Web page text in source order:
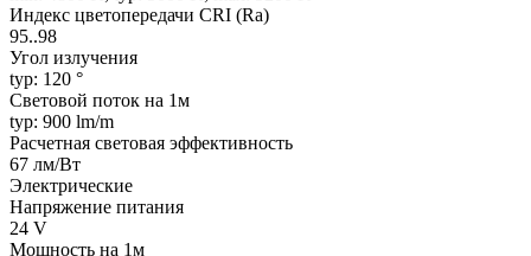
Индекс цветопередачи CRI (Ra)
95..98
Угол излучения
typ: 120 °
Световой поток на 1м
typ: 900 lm/m
Расчетная световая эффективность
67 лм/Вт
Электрические
Напряжение питания
24 V
Мощность на 1м